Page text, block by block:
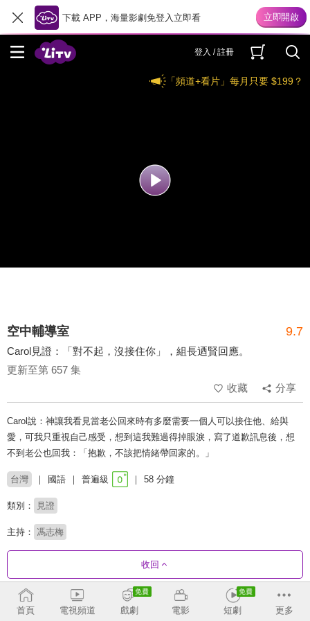
下載 APP，海量影劇免登入立即看
登入 / 註冊
「頻道+看片」每月只要 $199？
空中輔導室 9.7
Carol見證：「對不起，沒接住你」，組長迺賢回應。
更新至第 657 集
收藏
分享
Carol說：神讓我看見當老公回來時有多麼需要一個人可以接住他、給與
愛，可我只重視自己感受，想到這我難過得掉眼淚，寫了道歉訊息後，想
不到老公也回我：「抱歉，不該把情緒帶回家的。」
台灣 國語 普遍級 58 分鐘
類別： 見證
主持： 馮志梅
收回
劇集列表 收合
首頁 電視頻道 戲劇 電影 短劇 更多